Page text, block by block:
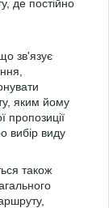
де постійно
зв'язує
яким йому
пропозиції
вибір виду
також